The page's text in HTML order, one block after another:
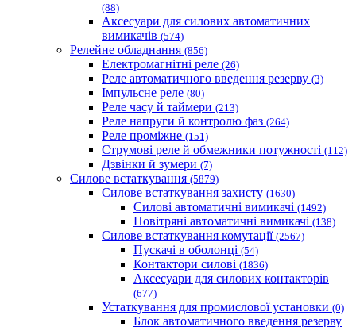
(88)
Аксесуари для силових автоматичних
вимикачів (574)
Релейне обладнання (856)
Електромагнітні реле (26)
Реле автоматичного введення резерву (3)
Імпульсне реле (80)
Реле часу й таймери (213)
Реле напруги й контролю фаз (264)
Реле проміжне (151)
Струмові реле й обмежники потужності (112)
Дзвінки й зумери (7)
Силове встаткування (5879)
Силове встаткування захисту (1630)
Силові автоматичні вимикачі (1492)
Повітряні автоматичні вимикачі (138)
Силове встаткування комутації (2567)
Пускачі в оболонці (54)
Контактори силові (1836)
Аксесуари для силових контакторів
(677)
Устаткування для промислової установки (0)
Блок автоматичного введення резерву